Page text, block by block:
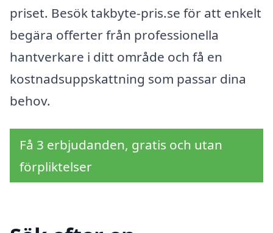
priset. Besök takbyte-pris.se för att enkelt
begära offerter från professionella
hantverkare i ditt område och få en
kostnadsuppskattning som passar dina
behov.
Få 3 erbjudanden, gratis och utan
förpliktelser